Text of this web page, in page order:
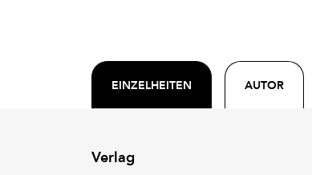
EINZELHEITEN AUTOR
Verlag